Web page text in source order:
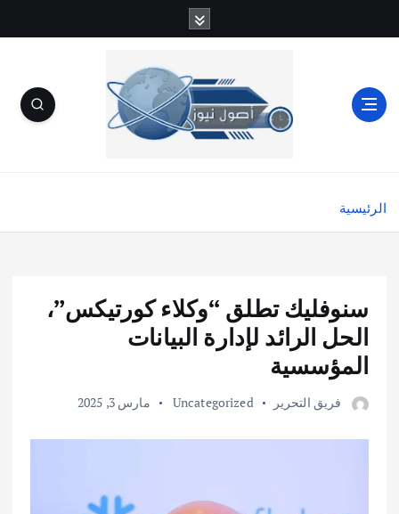
ل
الرئيسية
سنوفليك تطلق “وكلاء كورتيكس”،
الحل الرائد لإدارة البيانات
المؤسسية
فريق التحرير Uncategorized مارس 3, 2025